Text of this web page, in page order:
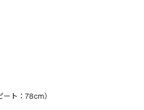
ト：78cm）